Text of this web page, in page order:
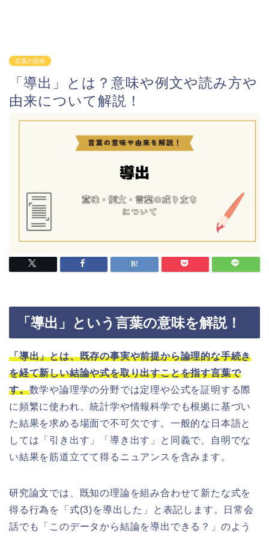
言葉の意味
「導出」とは？意味や例文や読み方や
由来について解説！
「導出」という言葉の意味を解説！
「導出」とは、既存の事実や前提から論理的な手続き
を経て新しい結論や式を取り出すことを指す言葉で
す。数学や論理学の分野では定理や公式を証明する際
に頻繁に使われ、統計学や情報科学でも根拠に基づい
た結果を求める場面で不可欠です。一般的な日本語と
しては「引き出す」「導き出す」と同義で、自明でな
い結果を筋道立てて得るニュアンスを含みます。
研究論文では、既知の理論を組み合わせて新たな式を
得る行為を「式(3)を導出した」と表記します。日常会
話でも「このデータから結論を導出できる？」のよう